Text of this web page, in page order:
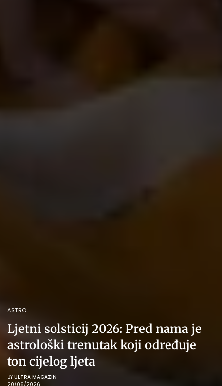
ASTRO
Ljetni solsticij 2026: Pred nama je
astrološki trenutak koji određuje
ton cijelog ljeta
BY ULTRA MAGAZIN
20/06/2026